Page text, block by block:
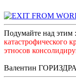
Подумайте над этим :
катастрофического
этносов
Валентин ГОРИЗДРА